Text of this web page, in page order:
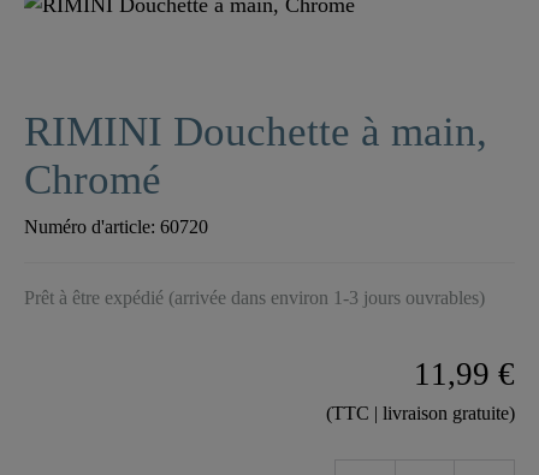
RIMINI Douchette à main,
Chromé
Numéro d'article: 60720
Prêt à être expédié (arrivée dans environ 1-3 jours ouvrables)
11,99 €
(TTC | livraison gratuite)